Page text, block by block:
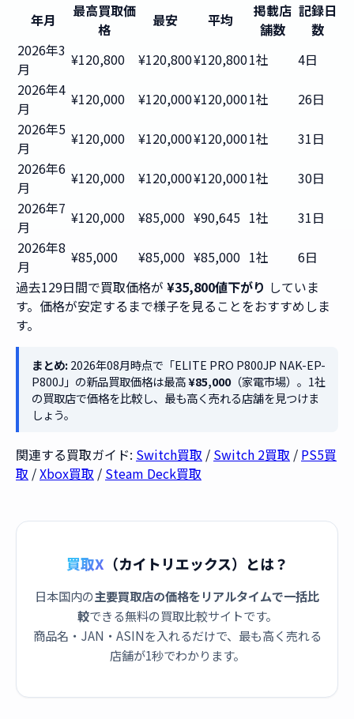
年月
最高買取価
格
最安 平均
掲載店
舗数
記録日
数
2026年3
月
¥120,800 ¥120,800¥120,8001社
4日
2026年4
月
¥120,000 ¥120,000¥120,0001社
26日
2026年5
月
¥120,000 ¥120,000¥120,0001社
31日
2026年6
月
¥120,000 ¥120,000¥120,0001社
30日
2026年7
月
¥120,000 ¥85,000 ¥90,645 1社
31日
2026年8
月
¥85,000 ¥85,000 ¥85,000 1社
6日
過去129日間で買取価格が ¥35,800値下がり していま
す。価格が安定するまで様子を見ることをおすすめしま
す。
まとめ:2026年08月時点で「ELITE PRO P800JP NAK-EP-
P800J」の新品買取価格は最高¥85,000（家電市場）。1社
の買取店で価格を比較し、最も高く売れる店舗を見つけま
しょう。
関連する買取ガイド: Switch買取 / Switch 2買取 / PS5買
取 /Xbox買取 / Steam Deck買取
買取X （カイトリエックス）とは？
日本国内の主要買取店の価格をリアルタイムで一括比
較できる無料の買取比較サイトです。
商品名・JAN・ASINを入れるだけで、最も高く売れる
店舗が1秒でわかります。